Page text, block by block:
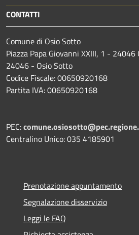
CONTATTI
Comune di Osio Sotto
Piazza Papa Giovanni XXIII, 1 - 24046
24046 - Osio Sotto
Codice Fiscale: 00650920168
Partita IVA: 00650920168
PEC:
Centralino Unico: 035 4185901
Prenotazione appuntamento
Segnalazione disservizio
Leggi le FAQ